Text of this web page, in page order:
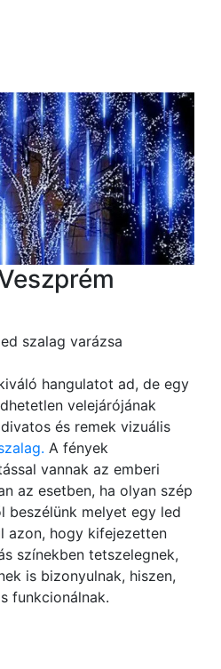
szalag varázsa
hangulatot ad, de egy
velejárójának
és remek vizuális
A fények
vannak az emberi
az esetben, ha olyan szép
beszélünk melyet egy led
azon, hogy kifejezetten
színekben tetszelegnek,
is bizonyulnak, hiszen,
funkcionálnak.